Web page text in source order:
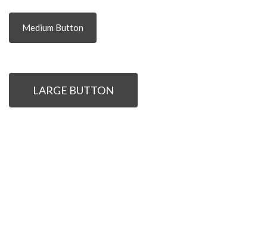
Medium Button
LARGE BUTTON